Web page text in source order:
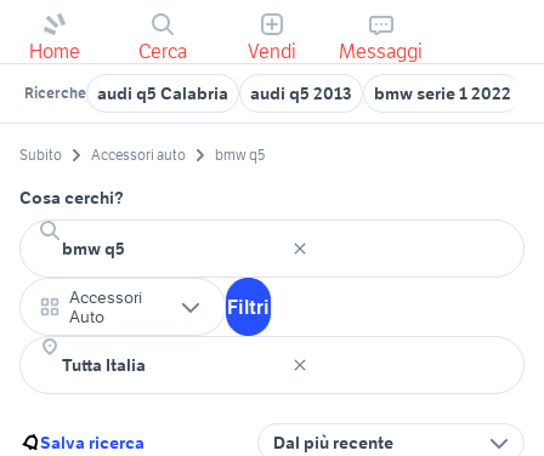
Home Cerca Vendi Messaggi
Ricerche audi q5 Calabria audi q5 2013 bmw serie 1 2022
Subito Accessori auto bmw q5
Cosa cerchi?
Accessori
Auto
Filtri
Salva ricerca Dal più recente